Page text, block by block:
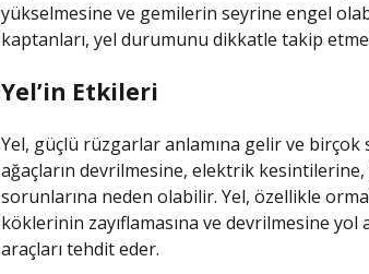
yükselmesine ve gemilerin seyrine engel
kaptanları, yel durumunu dikkatle takip
Yel’in Etkileri
Yel, güçlü rüzgarlar anlamına gelir ve
ağaçların devrilmesine, elektrik kesintilerine,
sorunlarına neden olabilir. Yel, özellikle
köklerinin zayıflamasına ve devrilmesine yol
araçları tehdit eder.